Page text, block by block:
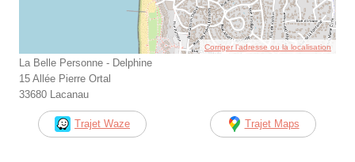
Corriger l’adresse ou la localisation
La Belle Personne - Delphine
15 Allée Pierre Ortal
33680 Lacanau
Trajet Waze Trajet Maps